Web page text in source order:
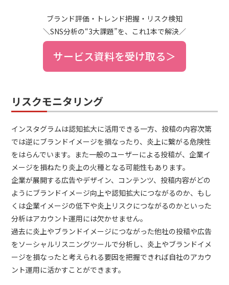
ブランド評価・トレンド把握・リスク検知
＼SNS分析の“3大課題”を、これ1本で解決／
サービス資料を受け取る＞
リスクモニタリング
インスタグラムは認知拡大に活用できる一方、投稿の内容次第
では逆にブランドイメージを損なったり、炎上に繋がる危険性
をはらんでいます。また一般のユーザーによる投稿が、企業イ
メージを損ねたり炎上の火種となる可能性もあります。
企業が展開する広告やデザイン、コンテンツ、投稿内容がどの
ようにブランドイメージ向上や認知拡大につながるのか、もし
くは企業イメージの低下や炎上リスクにつながるのかといった
分析はアカウント運用には欠かせません。
過去に炎上やブランドイメージにつながった他社の投稿や広告
をソーシャルリスニングツールで分析し、炎上やブランドイメ
ージを損なったと考えられる要因を把握できれば自社のアカウ
ント運用に活かすことができます。